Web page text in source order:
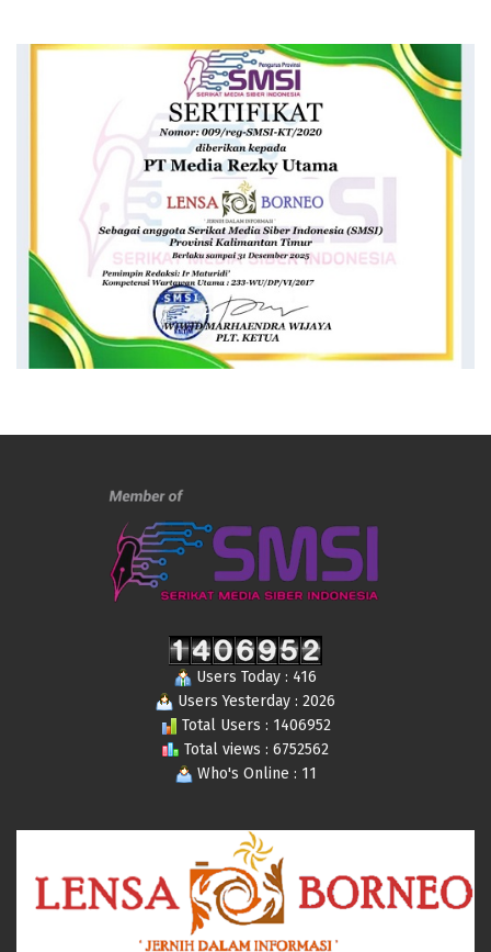
Users Today : 416
Users Yesterday : 2026
Total Users : 1406952
Total views : 6752562
Who's Online : 11